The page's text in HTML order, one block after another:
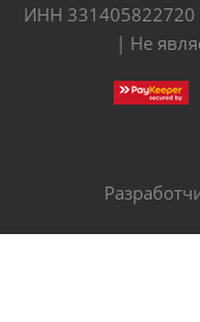
ИНН
| Не